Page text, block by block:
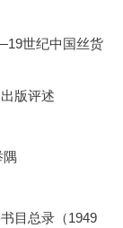
世纪中国丝货
版评述
隅
目总录（1949